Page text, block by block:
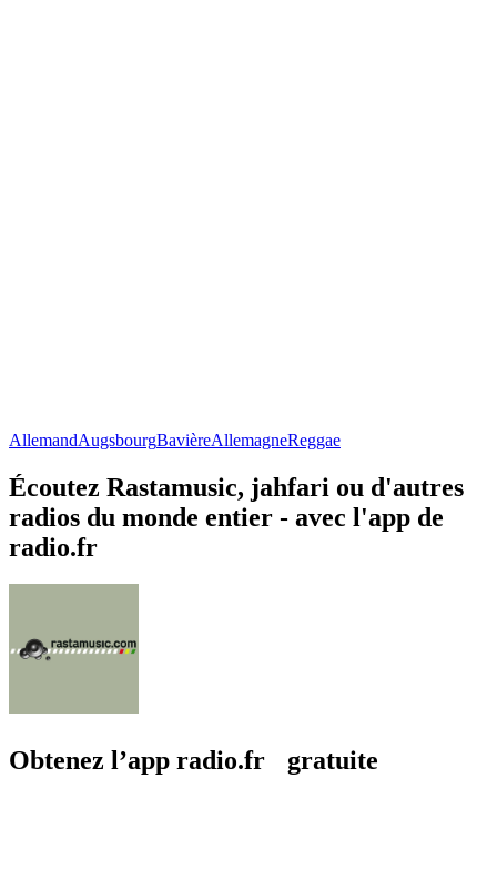
AllemandAugsbourgBavièreAllemagneReggae
Écoutez Rastamusic, jahfari ou d'autres
radios du monde entier - avec l'app de
radio.fr
Obtenez l’app radio.fr gratuite